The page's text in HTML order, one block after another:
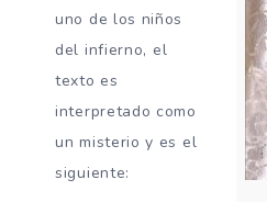
uno de los niños
del infierno, el
texto es
interpretado como
un misterio y es el
siguiente: